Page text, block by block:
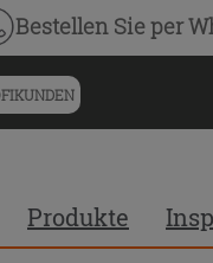
Bestellen Sieper
Produkte